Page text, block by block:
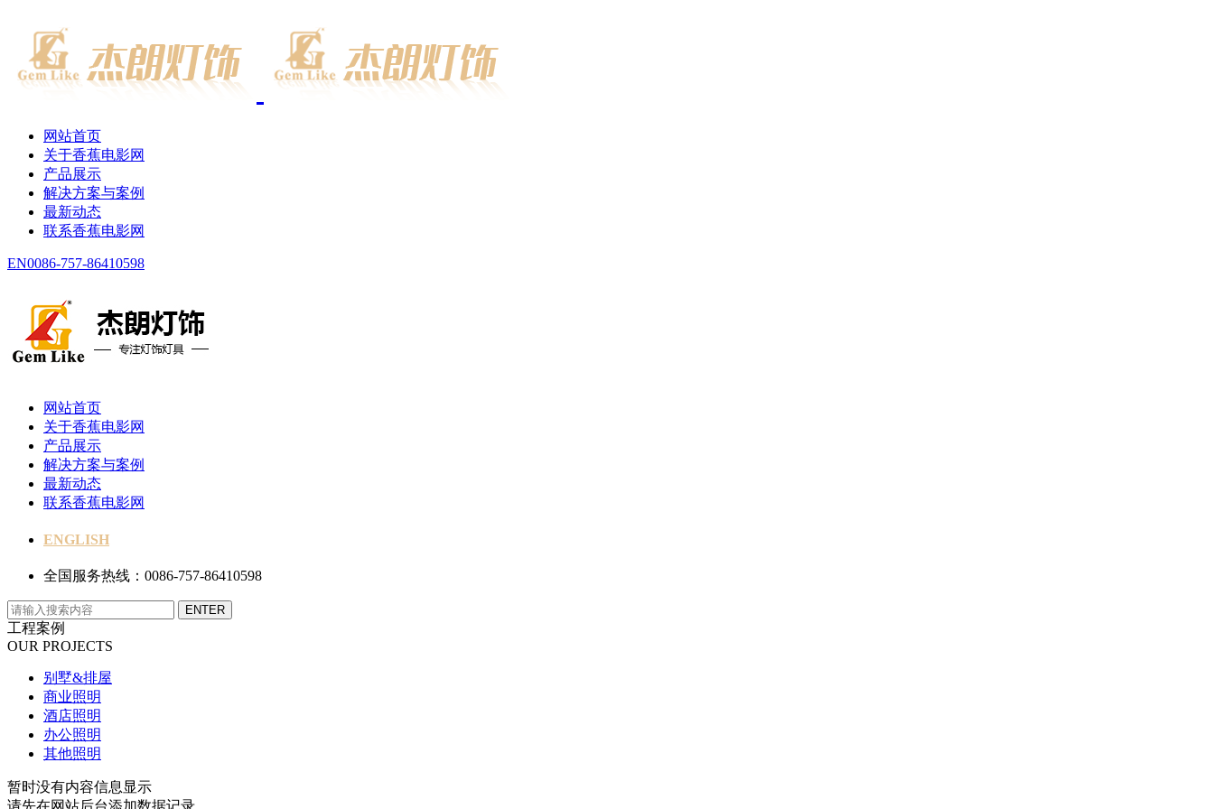
网站首页
关于香蕉电影网
产品展示
解决方案与案例
最新动态
联系香蕉电影网
EN0086-757-86410598
网站首页
关于香蕉电影网
产品展示
解决方案与案例
最新动态
联系香蕉电影网
ENGLISH
全国服务热线：0086-757-86410598
工程案例
OUR PROJECTS
别墅&排屋
商业照明
酒店照明
办公照明
其他照明
暂时没有内容信息显示
请先在网站后台添加数据记录。